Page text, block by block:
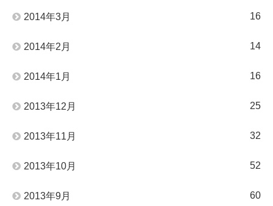
2014年3月 16
2014年2月 14
2014年1月 16
2013年12月 25
2013年11月 32
2013年10月 52
2013年9月 60